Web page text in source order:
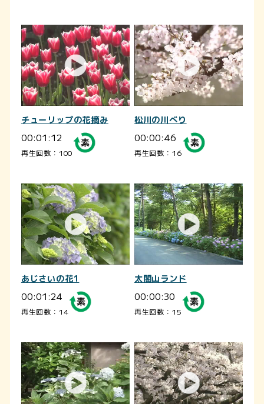
チューリップの花摘み
00:01:12
再生回数：100
松川の川べり
00:00:46
再生回数：16
あじさいの花1
00:01:24
再生回数：14
太閤山ランド
00:00:30
再生回数：15